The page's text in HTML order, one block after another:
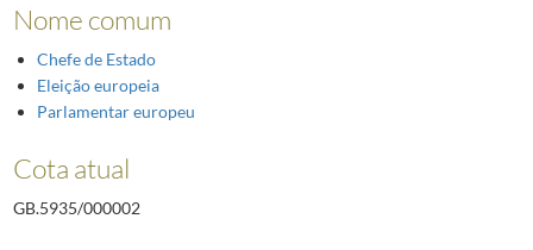
Nome comum
Chefe de Estado
Eleição europeia
Parlamentar europeu
Cota atual
GB.5935/000002